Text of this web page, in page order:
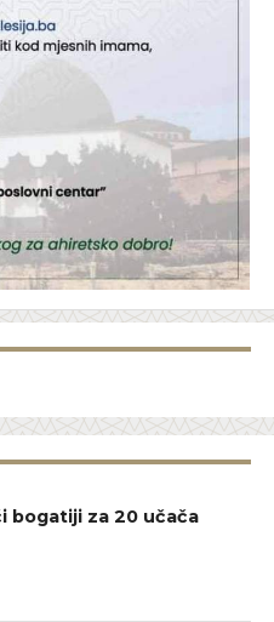
bogatiji za 20 učača